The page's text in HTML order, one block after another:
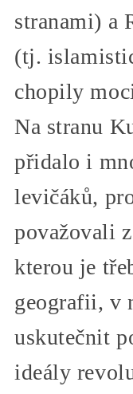
stranami) a
(tj.
chopily
Na stranu
přidalo i
levičáků,
považovali
kterou je
geografii, v
uskutečnit
ideály